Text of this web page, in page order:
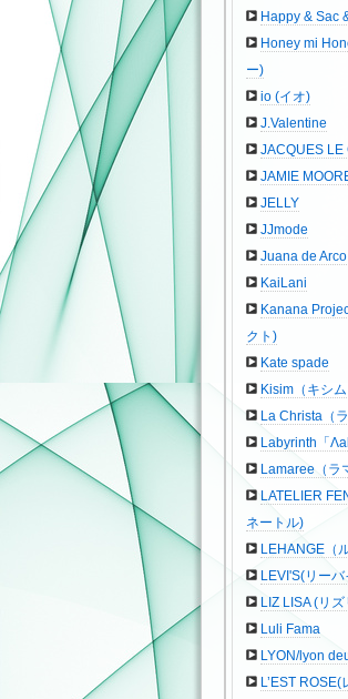
Happy & Sac
Honey mi
ー)
io (イオ)
J.Valentine
JACQUES LE
JAMIE
JELLY
JJmode
Juana de Arco
KaiLani
Kanana
クト)
Kate spade
Kisim（キシム
La Christa（
Labyrinth「
Lamaree（ラ
LATELIER
ネートル)
LEHANGE（
LEVI'S(リー
LIZ LISA (リ
Luli Fama
LYON/lyon
L’EST